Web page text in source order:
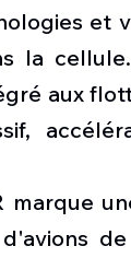
et
la
aux
marque